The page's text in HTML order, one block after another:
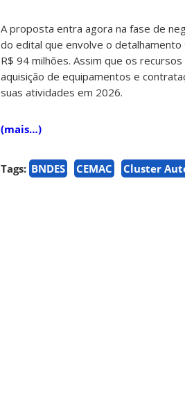
A proposta entra agora na fase de
do edital que envolve o
R$ 94 milhões. Assim que os
aquisição de equipamentos e
suas atividades em 2026.
(mais…)
Tags: BNDES CEMAC Cluster